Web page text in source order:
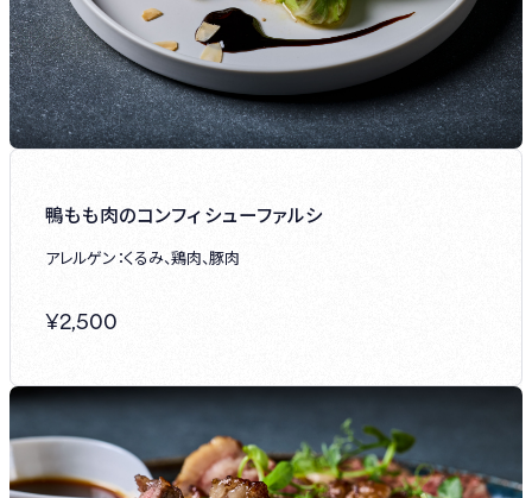
鴨もも肉のコンフィ シューファルシ
アレルゲン：くるみ、鶏肉、豚肉
¥2,500